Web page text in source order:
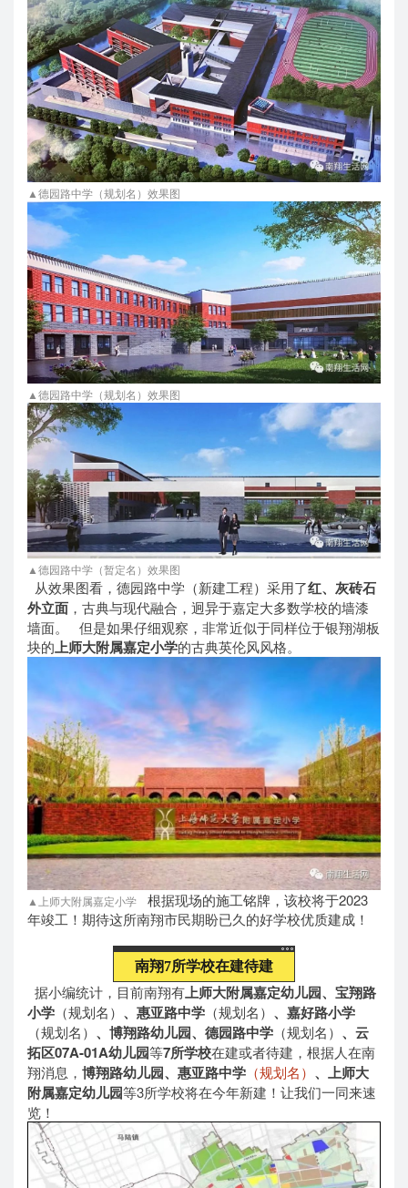
▲德园路中学（规划名）效果图
▲德园路中学（规划名）效果图
▲德园路中学（暂定名）效果图
从效果图看，德园路中学（新建工程）采用了红、灰砖石
外立面 ，古典与现代融合，迥异于嘉定大多数学校的墙漆
墙面。
但是如果仔细观察，非常近似于同样位于银翔湖板
块的上师大附属嘉定小学的古典英伦风风格。
▲上师大附属嘉定小学
根据现场的施工铭牌，该校将于2023
年竣工！期待这所南翔市民期盼已久的好学校优质建成！
南翔7所学校在建待建
据小编统计，目前南翔有上师大附属嘉定幼儿园、宝翔路
小学 （规划名） 、惠亚路中学 （规划名） 、嘉好路小学
（规划名） 、博翔路幼儿园、德园路中学 （规划名） 、云
拓区07A-01A幼儿园等7所学校在建或者待建，根据人在南
翔消息， 博翔路幼儿园、惠亚路中学 （规划名） 、上师大
附属嘉定幼儿园等3所学校将在今年新建！让我们一同来速
览！